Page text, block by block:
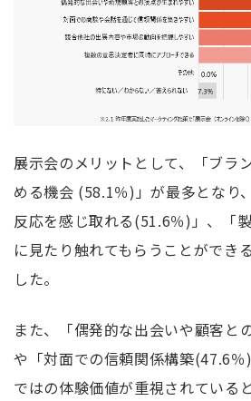
展示会のメリットとして、「ブラ
める機会 (58.1％) 」が最多となり
反応を感じ取れる(51.6％) 」、「
に見たり触れてもらうことができる
した。
また、「偶発的な出会いや顧客と
や「対面での信頼関係構築(47.6％)
ではの体験価値が重視されている